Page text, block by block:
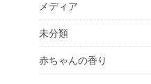
メディア
未分類
赤ちゃんの香り